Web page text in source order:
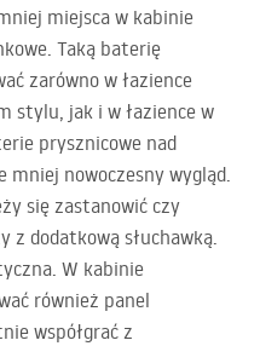
miejsca w kabinie
Taką baterię
zarówno w łazience
stylu, jak i w łazience w
prysznicowe nad
mniej nowoczesny wygląd.
się zastanowić czy
z dodatkową słuchawką.
W kabinie
również panel
współgrać z